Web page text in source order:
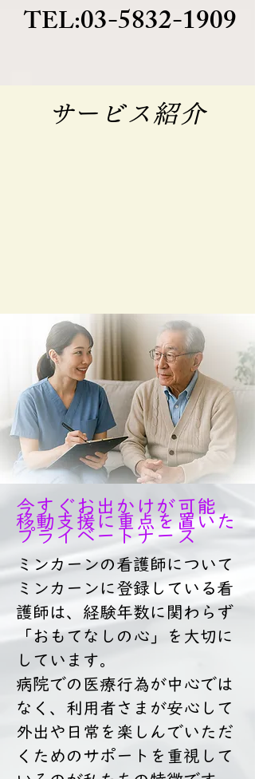
​TEL:03-5832-1909
​サービス紹介
​今すぐお出かけが可能
移動支援に重点を置いた
プライベートナース
ミンカーンの看護師について
ミンカーンに登録している看
護師は、経験年数に関わらず
「おもてなしの心」を大切に
しています。
病院での医療行為が中心では
なく、利用者さまが安心して
外出や日常を楽しんでいただ
くためのサポートを重視して